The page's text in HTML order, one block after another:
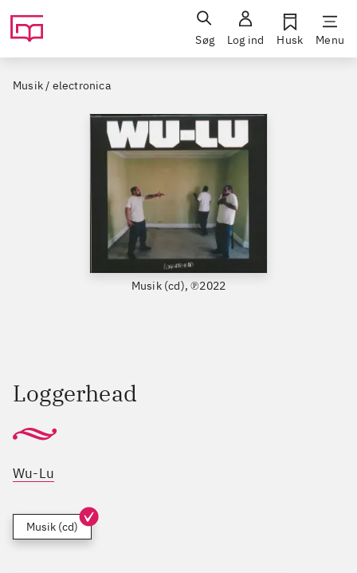
Søg Log ind Husk Menu
Musik / electronica
Musik (cd), ℗2022
Loggerhead
Wu-Lu
Musik (cd)